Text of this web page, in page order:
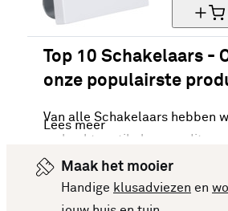
Top 10 Schakelaars -
onze populairste
Van alle Schakelaars hebben
verkochte artikelen van dit
rijtje gezet. Vergelijk makkelijk
en prijzen om een goede
Deze lijst is altijd up-to-date,
Lees meer
Maak het mooier
Handige klusadviezen en